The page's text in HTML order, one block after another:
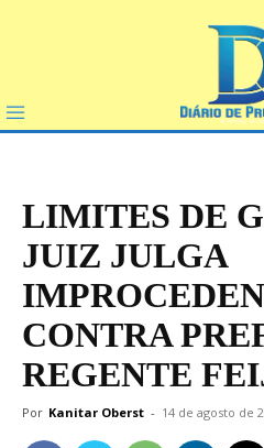
LIMITES DE
JUIZ JULGA
CONTRA
REGENTE
Por Kanitar Oberst - 14 de agosto de